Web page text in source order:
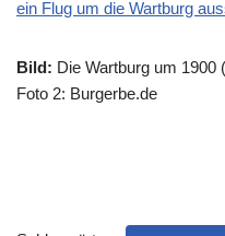
ein Flug um die Wartburg
Bild: Die Wartburg um 1900
Foto 2: Burgerbe.de